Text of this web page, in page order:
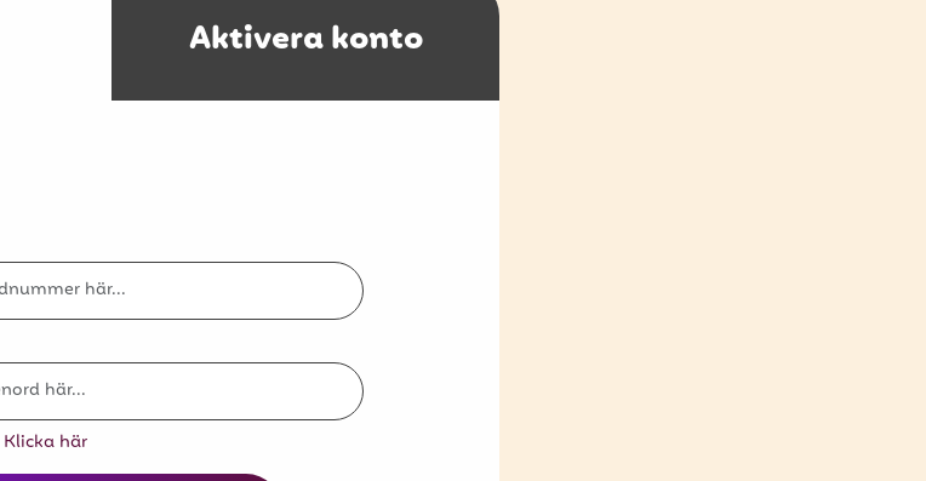
Aktivera konto
Klicka här